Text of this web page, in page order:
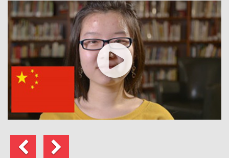
AnteriorSeguinte